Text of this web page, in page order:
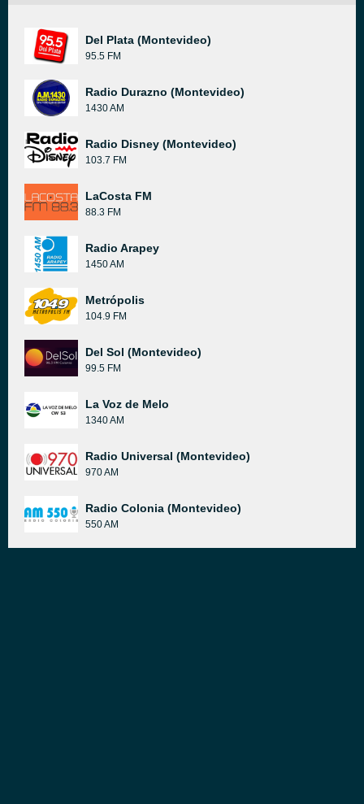
Del Plata (Montevideo)
95.5 FM
Radio Durazno (Montevideo)
1430 AM
Radio Disney (Montevideo)
103.7 FM
LaCosta FM
88.3 FM
Radio Arapey
1450 AM
Metrópolis
104.9 FM
Del Sol (Montevideo)
99.5 FM
La Voz de Melo
1340 AM
Radio Universal (Montevideo)
970 AM
Radio Colonia (Montevideo)
550 AM